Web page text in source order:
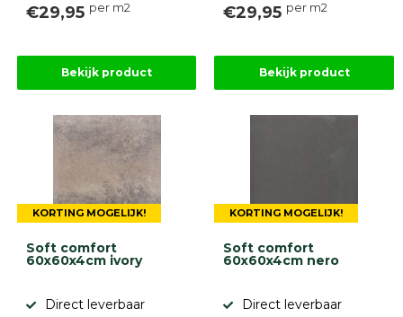
€29,95 per m2
Bekijk product
€29,95 per m2
Bekijk product
KORTING MOGELIJK!
Soft comfort
60x60x4cm ivory
Direct leverbaar
KORTING MOGELIJK!
Soft comfort
60x60x4cm nero
Direct leverbaar